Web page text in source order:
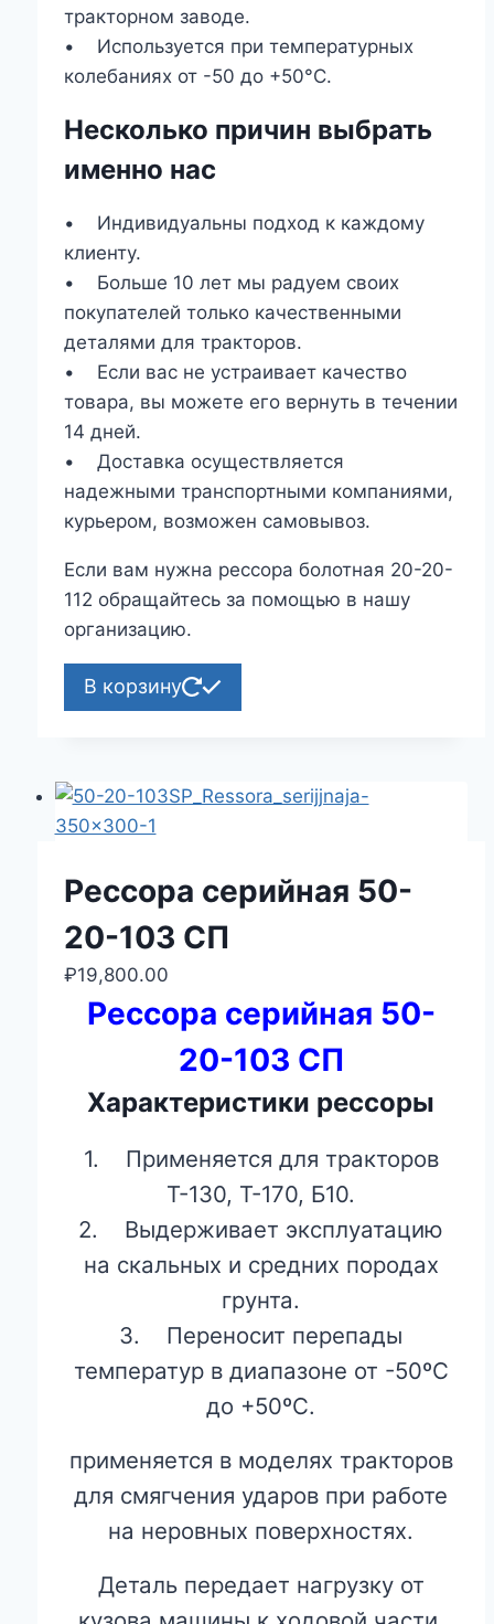
тракторном заводе.
• Используется при температурных
колебаниях от -50 до +50°С.
Несколько причин выбрать
именно нас
• Индивидуальны подход к каждому
клиенту.
• Больше 10 лет мы радуем своих
покупателей только качественными
деталями для тракторов.
• Если вас не устраивает качество
товара, вы можете его вернуть в течении
14 дней.
• Доставка осуществляется
надежными транспортными компаниями,
курьером, возможен самовывоз.
Если вам нужна рессора болотная 20-20-
112 обращайтесь за помощью в нашу
организацию.
В корзину
Рессора серийная 50-
20-103 СП
₽19,800.00
Рессора серийная 50-
20-103 СП
Характеристики рессоры
1. Применяется для тракторов
Т-130, Т-170, Б10.
2. Выдерживает эксплуатацию
на скальных и средних породах
грунта.
3. Переносит перепады
температур в диапазоне от -50ºС
до +50ºС.
применяется в моделях тракторов
для смягчения ударов при работе
на неровных поверхностях.
Деталь передает нагрузку от